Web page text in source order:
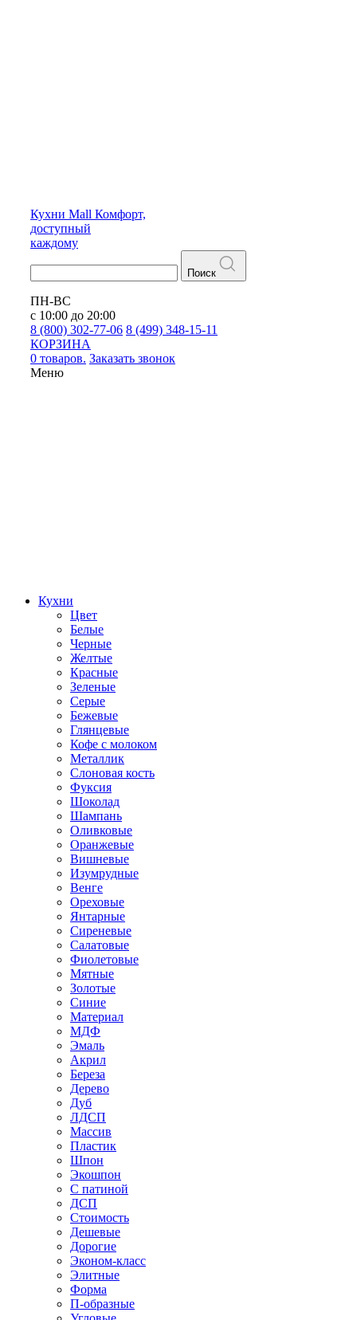
Кухни Mall Комфорт,
доступный
каждому
Поиск
ПН-ВС
с 10:00 до 20:00
8 (800) 302-77-06 8 (499) 348-15-11
КОРЗИНА
0 товаров. Заказать звонок
Меню
Кухни
Цвет
Белые
Черные
Желтые
Красные
Зеленые
Серые
Бежевые
Глянцевые
Кофе с молоком
Металлик
Слоновая кость
Фуксия
Шоколад
Шампань
Оливковые
Оранжевые
Вишневые
Изумрудные
Венге
Ореховые
Янтарные
Сиреневые
Салатовые
Фиолетовые
Мятные
Золотые
Синие
Материал
МДФ
Эмаль
Акрил
Береза
Дерево
Дуб
ЛДСП
Массив
Пластик
Шпон
Экошпон
С патиной
ДСП
Стоимость
Дешевые
Дорогие
Эконом-класс
Элитные
Форма
П-образные